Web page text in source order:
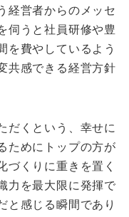
経営者からのメッセ
伺うと社員研修や豊
を費やしているよう
共感できる経営方針
だくという、幸せに
ためにトップの方が
づくりに重きを置く
力を最大限に発揮で
と感じる瞬間であり